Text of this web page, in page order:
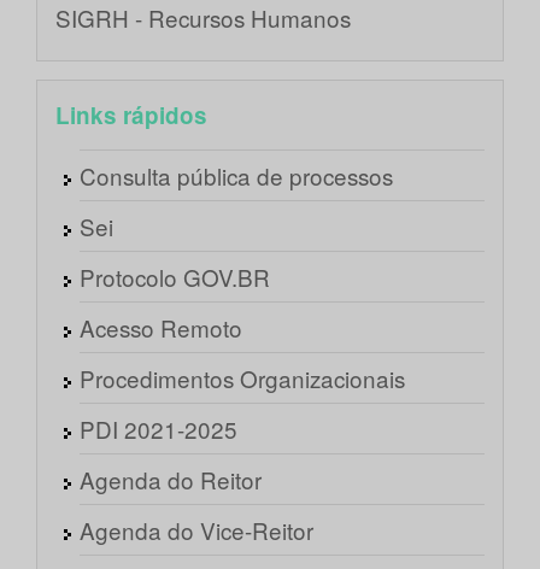
SIGRH - Recursos Humanos
Links rápidos
Consulta pública de processos
Sei
Protocolo GOV.BR
Acesso Remoto
Procedimentos Organizacionais
PDI 2021-2025
Agenda do Reitor
Agenda do Vice-Reitor